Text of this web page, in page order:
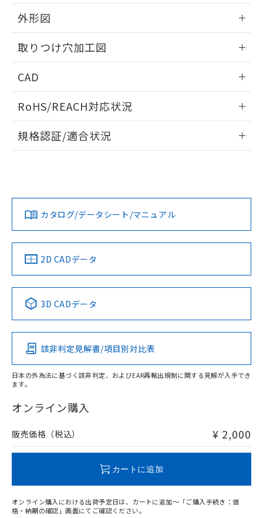
外形図
取りつけ穴加工図
CAD
ドすることができます。
ログイン/会員登録
ダウンロードデータをご利用いただく前に、以下を必ずお読
みください。
ソフトウェアの使用条件
RoHS/REACH対応状況
EU RoHS 注意事項・凡例
対応済み
中国 RoHS 注意事項・凡例
Pb Hg Cd Cr(VI)
O
在庫等で未対応品が混在する可能性があります。
問い合わせください。
規格認証/適合状況
カタログ/データシート/マニュアル
2D CADデータ
3D CADデータ
該非判定見解書/項目別対比表
日本の外為法に基づく該非判定、およびEAR再輸出規制に関する見解が入手でき
ます。
オンライン購入
販売価格（税込） ¥ 2,000
カートに追加
オンライン購入における出荷予定日は、カートに追加～「ご購入手続き：価
格・納期の確認」画面にてご確認ください。
および当社の共同利用者が、当社の製
引・商談に必要な範囲で利用すること
をご了承ください。
※当社の共同利用者とは、
指します。
下記の非含有証明書をダウンロードするこ
とができます。
EU RoHS指令（10物質）の非含有証明書
51物質の非含有証明書（当社基準）
るもので、過去に遡って非含有を証明する
ものではありません。
また、RoHS指令のフタル酸エステル類４
荷製品に未対応品が混在することから備考
欄に対応日を記載しておりました。
す。